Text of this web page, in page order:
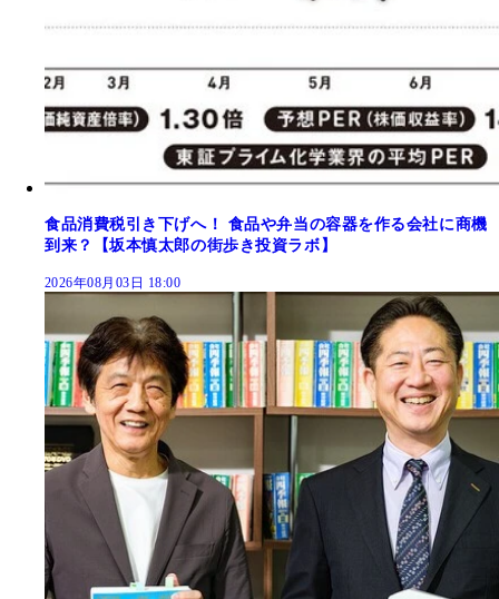
食品消費税引き下げへ！ 食品や弁当の容器を作る会社に商機
到来？【坂本慎太郎の街歩き投資ラボ】
2026年08月03日 18:00